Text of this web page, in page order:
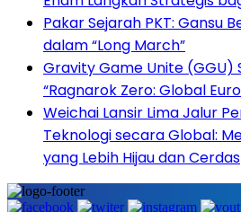
Pakar Sejarah PKT: Gansu
dalam “Long March”
Gravity Game Unite (GGU)
“Ragnarok Zero: Global
Weichai Lansir Lima Jalur
Teknologi secara Global:
yang Lebih Hijau dan Cerdas